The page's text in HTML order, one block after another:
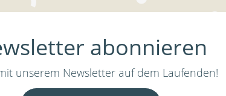
abonnieren
unserem Newsletter auf dem Laufenden!